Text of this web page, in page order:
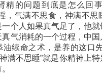
精的问题到底是怎么回
，气满不思食，神满不思
个人如果真气足了，他
气消耗的一个过程，中
油续命之术，是养的这口
满不思睡”就是你精神上